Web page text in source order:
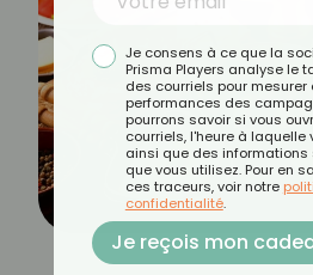
Je consens à ce que la
Prisma Players analyse le
des courriels pour mesurer
performances des
pourrons savoir si vous
courriels, l'heure à laquelle
ainsi que des informations
que vous utilisez. Pour en
ces traceurs, voir notre
confidentialité.
Je reçois mon